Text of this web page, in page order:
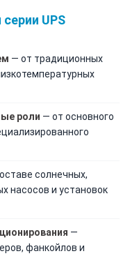
UPS
— от традиционных
роли — от основного
солнечных,
насосов и установок
—
фанкойлов и